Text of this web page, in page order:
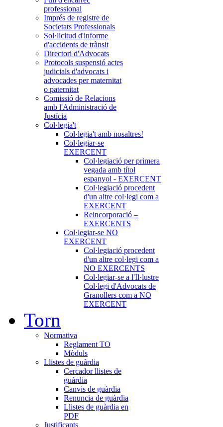
professional
Imprés de registre de
Societats Professionals
Sol·licitud d'informe
d'accidents de trànsit
Directori d'Advocats
Protocols suspensió actes
judicials d'advocats i
advocades per maternitat
o paternitat
Comissió de Relacions
amb l'Administració de
Justícia
Col·legia't
Col·legia't amb nosaltres!
Col·legiar-se
EXERCENT
Col·legiació per primera
vegada amb títol
espanyol - EXERCENT
Col·legiació procedent
d'un altre col·legi com a
EXERCENT
Reincorporació –
EXERCENTS
Col·legiar-se NO
EXERCENT
Col·legiació procedent
d'un altre col·legi com a
NO EXERCENTS
Col·legiar-se a l'Il·lustre
Col·legi d'Advocats de
Granollers com a NO
EXERCENT
Torn
Normativa
Reglament TO
Mòduls
Llistes de guàrdia
Cercador llistes de
guàrdia
Canvis de guàrdia
Renuncia de guàrdia
Llistes de guàrdia en
PDF
Justificants